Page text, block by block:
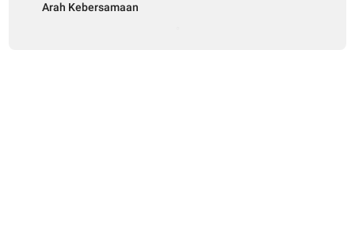
Arah Kebersamaan